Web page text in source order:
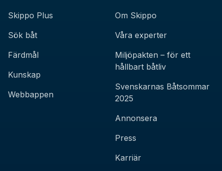
Skippo Plus
Sök båt
Färdmål
Kunskap
Webbappen
Om Skippo
Våra experter
Miljöpakten – för ett
hållbart båtliv
Svenskarnas Båtsommar
2025
Annonsera
Press
Karriär